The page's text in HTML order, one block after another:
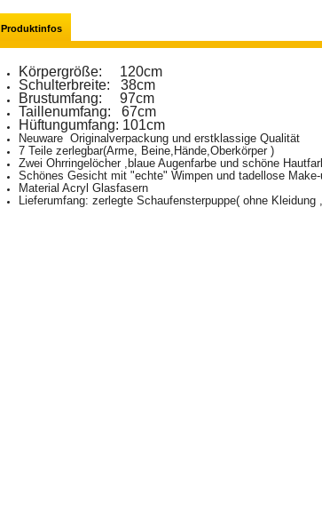
Produktinfos
Körpergröße: 120cm
Schulterbreite: 38cm
Brustumfang: 97cm
Taillenumfang: 67cm
Hüftungumfang: 101cm
Neuware Originalverpackung und erstklassige Qualität
7 Teile zerlegbar(Arme, Beine,Hände,Oberkörper )
Zwei Ohrringelöcher ,blaue Augenfarbe und schöne
Schönes Gesicht mit "echte" Wimpen und tadellose Make-
Material Acryl Glasfasern
Lieferumfang: zerlegte Schaufensterpuppe( ohne